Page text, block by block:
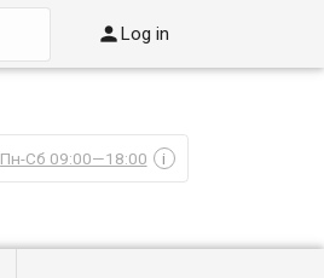
Log in
Пн-Сб 09:00—18:00 i